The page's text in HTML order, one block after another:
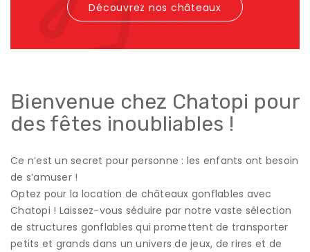
Découvrez nos châteaux
Bienvenue chez Chatopi pour
des fêtes inoubliables !
Ce n’est un secret pour personne : les enfants ont besoin
de s’amuser !
Optez pour la location de châteaux gonflables avec
Chatopi ! Laissez-vous séduire par notre vaste sélection
de structures gonflables qui promettent de transporter
petits et grands dans un univers de jeux, de rires et de